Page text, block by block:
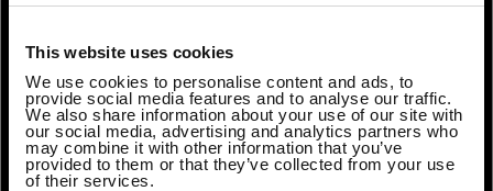
This website uses cookies
We use cookies to personalise content and ads, to
provide social media features and to analyse our traffic.
We also share information about your use of our site with
our social media, advertising and analytics partners who
may combine it with other information that you’ve
provided to them or that they’ve collected from your use
of their services.